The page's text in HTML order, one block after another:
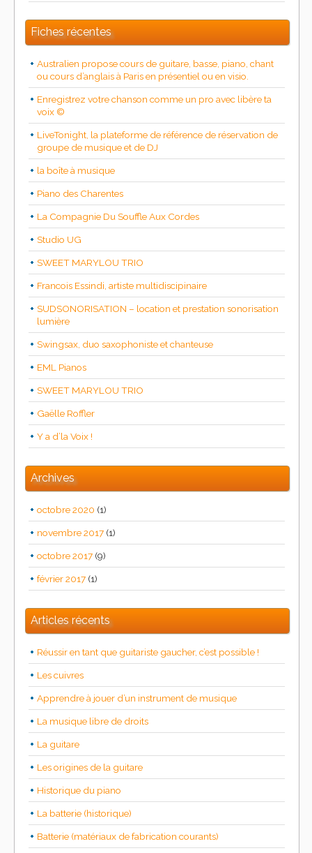
Fiches récentes
Australien propose cours de guitare, basse, piano, chant
ou cours d’anglais à Paris en présentiel ou en visio.
Enregistrez votre chanson comme un pro avec libère ta
voix ©
LiveTonight, la plateforme de référence de réservation de
groupe de musique et de DJ
la boîte à musique
Piano des Charentes
La Compagnie Du Souffle Aux Cordes
Studio UG
SWEET MARYLOU TRIO
Francois Essindi, artiste multidiscipinaire
SUDSONORISATION – location et prestation sonorisation
lumière
Swingsax, duo saxophoniste et chanteuse
EML Pianos
SWEET MARYLOU TRIO
Gaëlle Roffler
Y a d’la Voix !
Archives
octobre 2020 (1)
novembre 2017 (1)
octobre 2017 (9)
février 2017 (1)
Articles récents
Réussir en tant que guitariste gaucher, c’est possible !
Les cuivres
Apprendre à jouer d’un instrument de musique
La musique libre de droits
La guitare
Les origines de la guitare
Historique du piano
La batterie (historique)
Batterie (matériaux de fabrication courants)